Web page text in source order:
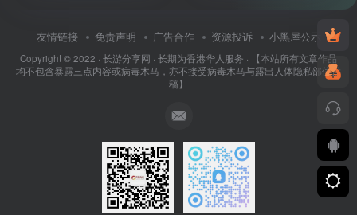
友情链接 免责声明 广告合作 资源投诉 小黑屋公示
Copyright © 2022 · 长游分享网 · 长期为香港华人服务 · 【本站所有文章作品
均不包含暴露三点内容或病毒木马，亦不接受病毒木马与露出人体隐私部位投
稿】